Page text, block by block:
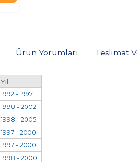
Ürün Yorumları Teslimat
Yıl
1992 - 1997
1998 - 2002
1998 - 2005
1997 - 2000
1997 - 2000
1998 - 2000